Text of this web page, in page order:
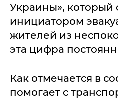
Украины», который
инициатором
жителей из
эта цифра
Как отмечается в
помогает с